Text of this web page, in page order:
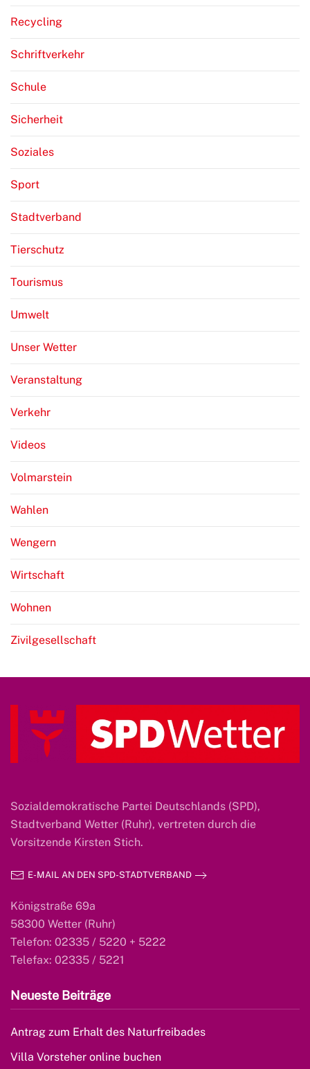
Recycling
Schriftverkehr
Schule
Sicherheit
Soziales
Sport
Stadtverband
Tierschutz
Tourismus
Umwelt
Unser Wetter
Veranstaltung
Verkehr
Videos
Volmarstein
Wahlen
Wengern
Wirtschaft
Wohnen
Zivilgesellschaft
Sozialdemokratische Partei Deutschlands (SPD),
Stadtverband Wetter (Ruhr), vertreten durch die
Vorsitzende Kirsten Stich.
E-MAIL AN DEN SPD-STADTVERBAND
Königstraße 69a
58300 Wetter (Ruhr)
Telefon: 02335 / 5220 + 5222
Telefax: 02335 / 5221
Neueste Beiträge
Antrag zum Erhalt des Naturfreibades
Villa Vorsteher online buchen